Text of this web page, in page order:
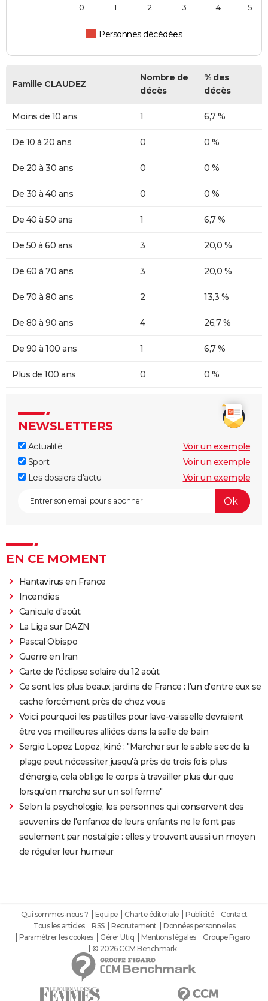
Personnes décédées
0 1 2 3 4 5
Famille CLAUDEZ
Nombre de
décès
% des
décès
Moins de 10 ans 1 6,7 %
De 10 à 20 ans 0 0 %
De 20 à 30 ans 0 0 %
De 30 à 40 ans 0 0 %
De 40 à 50 ans 1 6,7 %
De 50 à 60 ans 3 20,0 %
De 60 à 70 ans 3 20,0 %
De 70 à 80 ans 2 13,3 %
De 80 à 90 ans 4 26,7 %
De 90 à 100 ans 1 6,7 %
Plus de 100 ans 0 0 %
NEWSLETTERS
Actualité
Voir un exemple
Sport
Voir un exemple
Les dossiers d'actu
Voir un exemple
EN CE MOMENT
Hantavirus en France
Incendies
Canicule d'août
La Liga sur DAZN
Pascal Obispo
Guerre en Iran
Carte de l'éclipse solaire du 12 août
Ce sont les plus beaux jardins de France : l'un d'entre eux se
cache forcément près de chez vous
Voici pourquoi les pastilles pour lave-vaisselle devraient
être vos meilleures alliées dans la salle de bain
Sergio Lopez Lopez, kiné : "Marcher sur le sable sec de la
plage peut nécessiter jusqu'à près de trois fois plus
d'énergie, cela oblige le corps à travailler plus dur que
lorsqu'on marche sur un sol ferme"
Selon la psychologie, les personnes qui conservent des
souvenirs de l'enfance de leurs enfants ne le font pas
seulement par nostalgie : elles y trouvent aussi un moyen
de réguler leur humeur
Qui sommes-nous ? Equipe Charte éditoriale Publicité
Contact
Tous les articles
RSS Recrutement
Données personnelles
Paramétrer les cookies
Gérer Utiq Mentions légales
Groupe Figaro
© 2026 CCM Benchmark